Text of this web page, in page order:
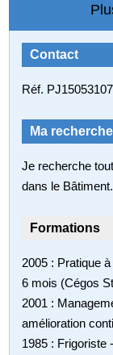
Contact
Réf.
Ma recherche
Je recherche
dans le Bâtiment.
Formations
2005 : Pratique
6 mois (Cégos
2001 :
amélioration
1985 : Frigoriste